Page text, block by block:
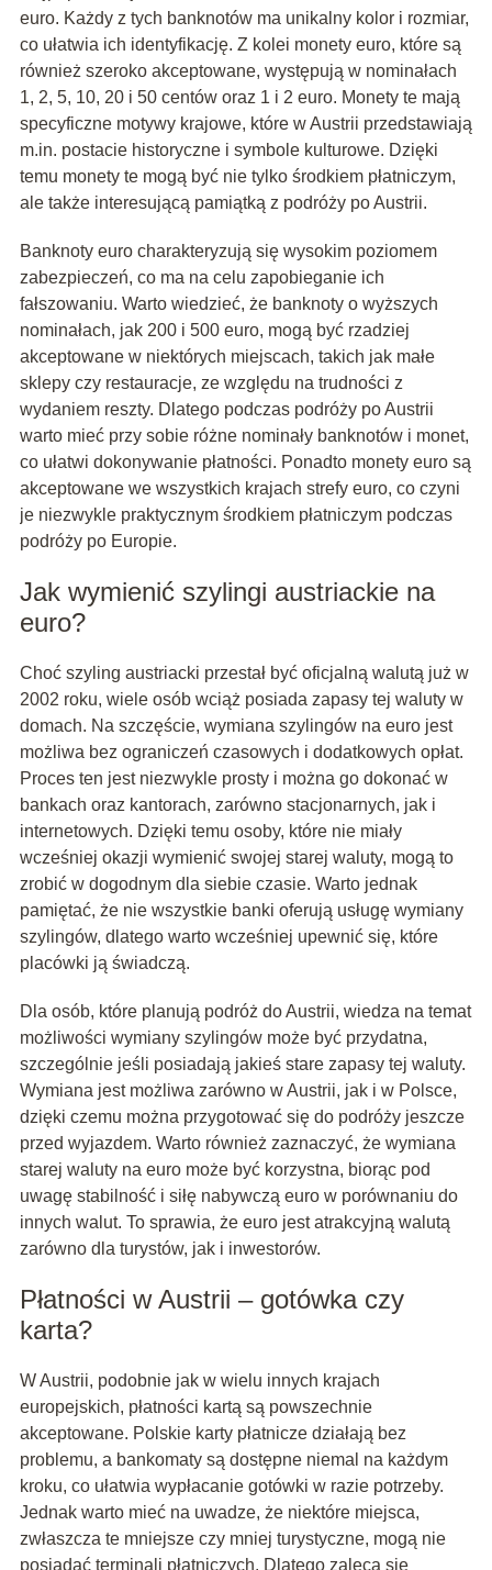
euro. Każdy z tych banknotów ma unikalny kolor i rozmiar,
co ułatwia ich identyfikację. Z kolei monety euro, które są
również szeroko akceptowane, występują w nominałach
1, 2, 5, 10, 20 i 50 centów oraz 1 i 2 euro. Monety te mają
specyficzne motywy krajowe, które w Austrii przedstawiają
m.in. postacie historyczne i symbole kulturowe. Dzięki
temu monety te mogą być nie tylko środkiem płatniczym,
ale także interesującą pamiątką z podróży po Austrii.
Banknoty euro charakteryzują się wysokim poziomem
zabezpieczeń, co ma na celu zapobieganie ich
fałszowaniu. Warto wiedzieć, że banknoty o wyższych
nominałach, jak 200 i 500 euro, mogą być rzadziej
akceptowane w niektórych miejscach, takich jak małe
sklepy czy restauracje, ze względu na trudności z
wydaniem reszty. Dlatego podczas podróży po Austrii
warto mieć przy sobie różne nominały banknotów i monet,
co ułatwi dokonywanie płatności. Ponadto monety euro są
akceptowane we wszystkich krajach strefy euro, co czyni
je niezwykle praktycznym środkiem płatniczym podczas
podróży po Europie.
Jak wymienić szylingi austriackie na
euro?
Choć szyling austriacki przestał być oficjalną walutą już w
2002 roku, wiele osób wciąż posiada zapasy tej waluty w
domach. Na szczęście, wymiana szylingów na euro jest
możliwa bez ograniczeń czasowych i dodatkowych opłat.
Proces ten jest niezwykle prosty i można go dokonać w
bankach oraz kantorach, zarówno stacjonarnych, jak i
internetowych. Dzięki temu osoby, które nie miały
wcześniej okazji wymienić swojej starej waluty, mogą to
zrobić w dogodnym dla siebie czasie. Warto jednak
pamiętać, że nie wszystkie banki oferują usługę wymiany
szylingów, dlatego warto wcześniej upewnić się, które
placówki ją świadczą.
Dla osób, które planują podróż do Austrii, wiedza na temat
możliwości wymiany szylingów może być przydatna,
szczególnie jeśli posiadają jakieś stare zapasy tej waluty.
Wymiana jest możliwa zarówno w Austrii, jak i w Polsce,
dzięki czemu można przygotować się do podróży jeszcze
przed wyjazdem. Warto również zaznaczyć, że wymiana
starej waluty na euro może być korzystna, biorąc pod
uwagę stabilność i siłę nabywczą euro w porównaniu do
innych walut. To sprawia, że euro jest atrakcyjną walutą
zarówno dla turystów, jak i inwestorów.
Płatności w Austrii – gotówka czy
karta?
W Austrii, podobnie jak w wielu innych krajach
europejskich, płatności kartą są powszechnie
akceptowane. Polskie karty płatnicze działają bez
problemu, a bankomaty są dostępne niemal na każdym
kroku, co ułatwia wypłacanie gotówki w razie potrzeby.
Jednak warto mieć na uwadze, że niektóre miejsca,
zwłaszcza te mniejsze czy mniej turystyczne, mogą nie
posiadać terminali płatniczych. Dlatego zaleca się